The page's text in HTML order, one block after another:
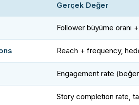
Gerçek Değer
Follower büyüme oranı
Reach + frequency,
Engagement rate
Story completion rate,